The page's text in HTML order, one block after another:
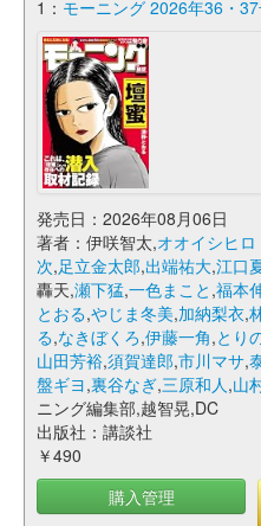
1： モーニング 2026年36・
発売日：2026年08月06日
著者：伊咲智太,オオイシヒロ
次,足立金太郎,出端祐大,江口
轟天,瀬下猛,一色まこと ,福本
とおる,やじま冬美,加納梨衣,
る,なきぼくろ,伊藤一角,とり
山田芳裕,須賀達郎,市川マサ,
盤ギヨ,裏谷なぎ,三原和人,山
ニング編集部,越智晃,DC
出版社：講談社
￥490
購入管理